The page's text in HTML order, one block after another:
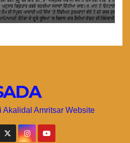
Akalidal Amritsar Website